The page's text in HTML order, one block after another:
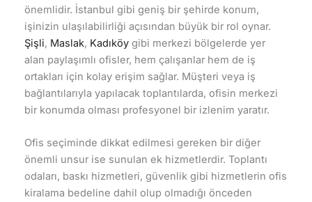
önemlidir. İstanbul gibi geniş bir şehirde konum,
işinizin ulaşılabilirliği açısından büyük bir rol oynar.
Şişli, Maslak, Kadıköy gibi merkezi bölgelerde yer
alan paylaşımlı ofisler, hem çalışanlar hem de iş
ortakları için kolay erişim sağlar. Müşteri veya iş
bağlantılarıyla yapılacak toplantılarda, ofisin merkezi
bir konumda olması profesyonel bir izlenim yaratır.
Ofis seçiminde dikkat edilmesi gereken bir diğer
önemli unsur ise sunulan ek hizmetlerdir. Toplantı
odaları, baskı hizmetleri, güvenlik gibi hizmetlerin ofis
kiralama bedeline dahil olup olmadığı önceden